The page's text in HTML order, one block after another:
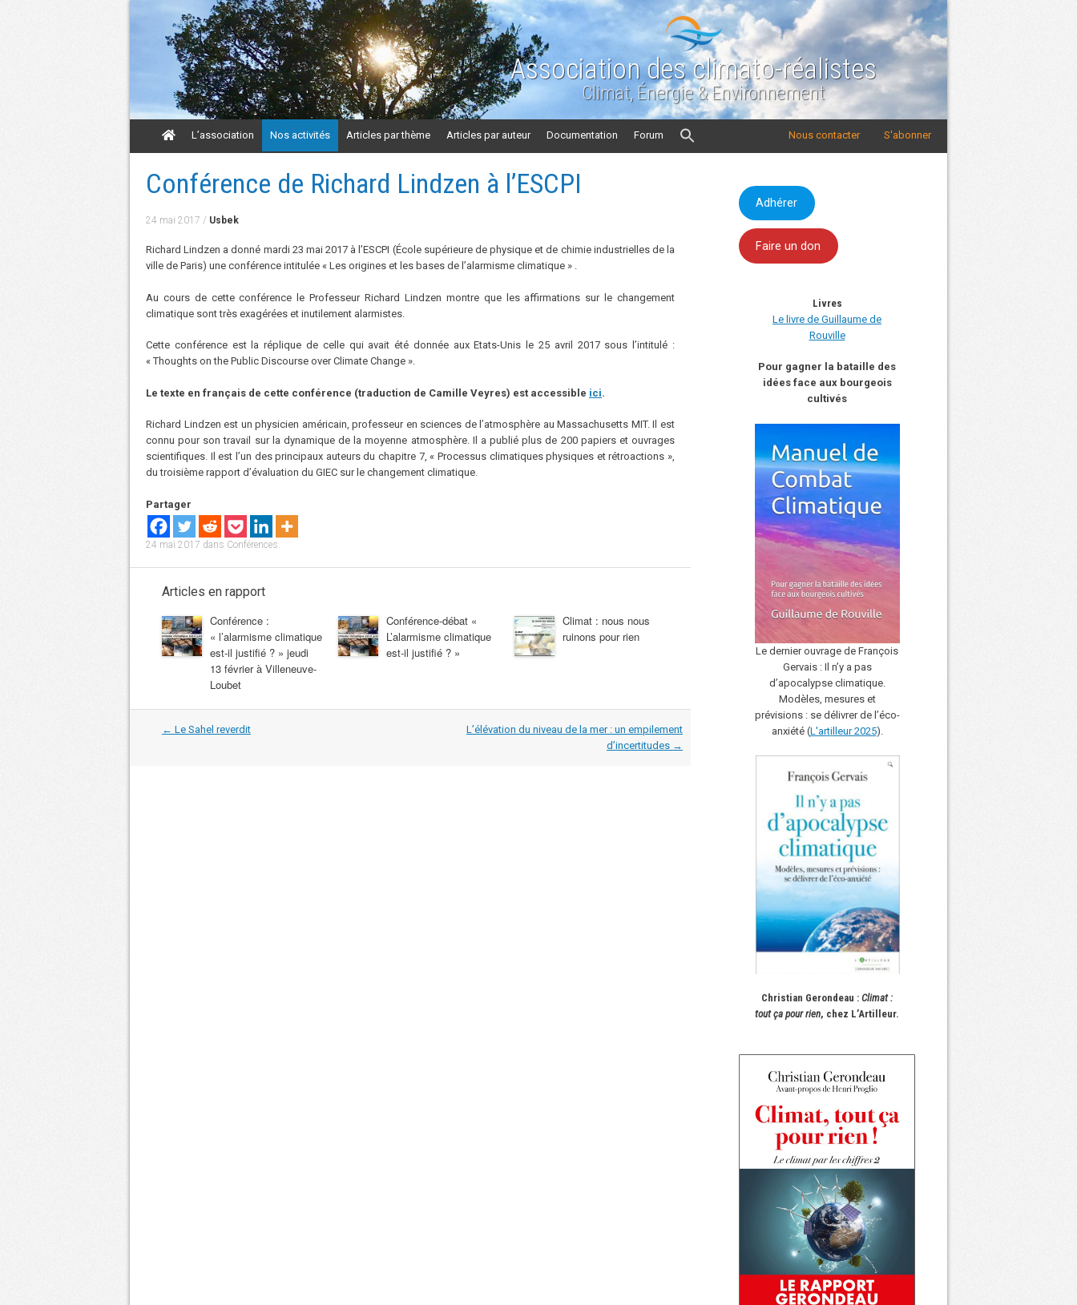
Association des climato-réalistes
Climat, Énergie & Environnement
L’association Nos activités Articles par thème Articles par auteur Documentation Forum S'abonner
Nous contacter
auConférence de Richard Lindzen à l’ESCPI
24 mai 2017 / Usbek
Richard Lindzen a donné mardi 23 mai 2017 à l’ESCPI (École supérieure de physique et de chimie industrielles de la
ville de Paris) une conférence intitulée « Les origines et les bases de l’alarmisme climatique » .
Au cours de cette conférence le Professeur Richard Lindzen montre que les affirmations sur le changement
climatique sont très exagérées et inutilement alarmistes.
Cette conférence est la réplique de celle qui avait été donnée aux Etats-Unis le 25 avril 2017 sous l’intitulé :
« Thoughts on the Public Discourse over Climate Change ».
Le texte en français de cette conférence (traduction de Camille Veyres) est accessible ici.
Richard Lindzen est un physicien américain, professeur en sciences de l’atmosphère au Massachusetts MIT. Il est
connu pour son travail sur la dynamique de la moyenne atmosphère. Il a publié plus de 200 papiers et ouvrages
scientifiques. Il est l’un des principaux auteurs du chapitre 7, « Processus climatiques physiques et rétroactions »,
du troisième rapport d’évaluation du GIEC sur le changement climatique.
Partager
24 mai 2017 dans Conférences
Articles en rapport
Conférence :
« l’alarmisme climatique
est-il justifié ? » jeudi
13 février à Villeneuve-
Loubet
Conférence-débat «
L’alarmisme climatique
est-il justifié ? »
Climat : nous nous
ruinons pour rien
Navigation
dans
← Le Sahel reverdit
L’élévation du niveau de la mer : un empilement
d’incertitudes →
Adhérer
Faire un don
Livres
Le livre de Guillaume de
Rouville
Pour gagner la bataille des
idées face aux bourgeois
cultivés
Le dernier ouvrage de François
Gervais : Il n’y a pas
d’apocalypse climatique.
Modèles, mesures et
prévisions : se délivrer de l’éco-
anxiété (L'artilleur 2025).
Christian Gerondeau : Climat :
tout ça pour rien, chez L’Artilleur.